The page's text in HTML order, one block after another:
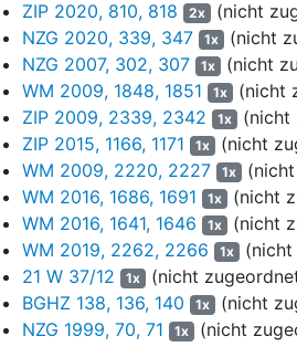
dem Rückgang des operativen
Betriebsnotwendigkeit des Haltens von
Umfang von € 623 Mio.
(2) In der Division Gase bleibe unklar,
Teilmärkten differenzierende
durchgeführt worden sei und ob es ein
Preis-/Mengengerüst und eine
und Kapazitätsplanung gegeben habe.
operativen Ergebnisses um 0,2% im
Wachstum von 2,9% bis 4,1% im
fehle die Plausibilität ebenso wie dem
Umsatzwachstums auf nur noch 1,4%
nach dem deutlich höheren Wachstum
ZIP 2020, 810, 818
2x (nicht
NZG 2020, 339, 347
1x (nicht
NZG 2007, 302, 307
1x (nicht
WM 2009, 1848, 1851
1x (nicht
ZIP 2009, 2339, 2342
1x (nicht
ZIP 2015, 1166, 1171
1x (nicht
WM 2009, 2220, 2227
1x (nicht
WM 2016, 1686, 1691
1x (nicht
WM 2016, 1641, 1646
1x (nicht
WM 2019, 2262, 2266
1x (nicht
21 W 37/12
1x (nicht
BGHZ 138, 136, 140
1x (nicht
NZG 1999, 70, 71
1x (nicht